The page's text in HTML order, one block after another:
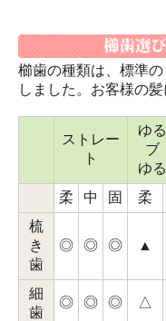
櫛歯の種類は、標準
しました。お客様の
ストレー
ト
ゆ
ブ
ゆ
柔 中 固 柔
梳
き
歯
◎ ◎ ◎ ▲
細
歯
◎ ◎ ◎ △